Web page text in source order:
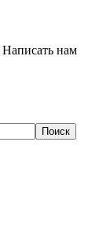
Написать нам